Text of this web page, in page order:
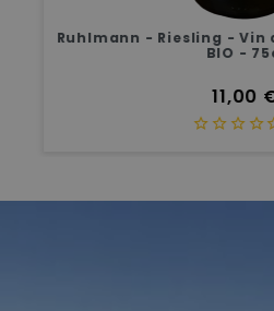
Ruhlmann - Riesling - Vin
BIO -
Prix
11,00